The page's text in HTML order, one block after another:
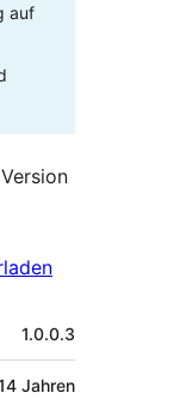
auf
1.0.0.3
Jahren